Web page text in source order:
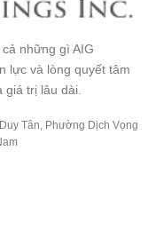
những gì AIG
lực và lòng quyết tâm
trị lâu dài.
Tân, Phường Dịch Vọng